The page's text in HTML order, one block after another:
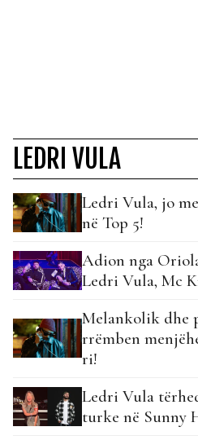
LEDRI VULA
Ledri Vula, jo
në Top 5!
Adion nga
Ledri Vula, Mc
Melankolik dhe
rrëmben
ri!
Ledri Vula
turke në Sunny